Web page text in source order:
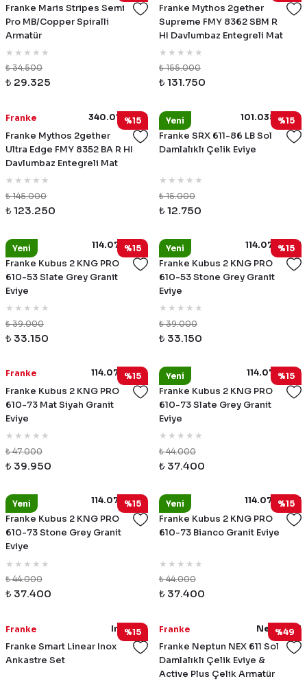
Franke Maris Stripes Semi
Pro MB/Copper Spiralli
Armatür
₺ 34.500
₺ 29.325
Franke Mythos 2gether
Supreme FMY 8362 SBM R
HI Davlumbaz Entegreli Mat
Siyah Ocak
₺ 155.000
₺ 131.750
%15
Franke 340.0731.871
Franke Mythos 2gether
Ultra Edge FMY 8352 BA R HI
Davlumbaz Entegreli Mat
Siyah Ocak
₺ 145.000
₺ 123.250
Yeni %15
Franke 101.0356.882
Franke SRX 611-86 LB Sol
Damlalıklı Çelik Eviye
₺ 15.000
₺ 12.750
Yeni %15
Franke 114.0751.844
Franke Kubus 2 KNG PRO
610-53 Slate Grey Granit
Eviye
₺ 39.000
₺ 33.150
Yeni %15
Franke 114.0751.845
Franke Kubus 2 KNG PRO
610-53 Stone Grey Granit
Eviye
₺ 39.000
₺ 33.150
%15
Franke 114.0751.849
Franke Kubus 2 KNG PRO
610-73 Mat Siyah Granit
Eviye
₺ 47.000
₺ 39.950
Yeni %15
Franke 114.0751.861
Franke Kubus 2 KNG PRO
610-73 Slate Grey Granit
Eviye
₺ 44.000
₺ 37.400
Yeni %15
Franke 114.0751.862
Franke Kubus 2 KNG PRO
610-73 Stone Grey Granit
Eviye
₺ 44.000
₺ 37.400
Yeni %15
Franke 114.0751.863
Franke Kubus 2 KNG PRO
610-73 Bianco Granit Eviye
₺ 44.000
₺ 37.400
%15
Franke InoxSet1
Franke Smart Linear Inox
Ankastre Set
%49
Franke Nex611Sol
Franke Neptun NEX 611 Sol
Damlalıklı Çelik Eviye &
Active Plus Çelik Armatür